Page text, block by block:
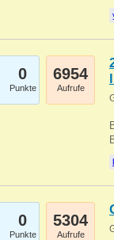
0
Punkte
6954
Aufrufe
0
Punkte
5304
Aufrufe